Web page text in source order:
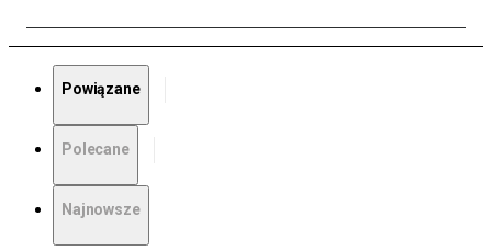
Powiązane
Polecane
Najnowsze